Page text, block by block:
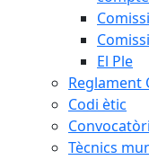
El Ple
Reglament
Codi ètic
Tècnics